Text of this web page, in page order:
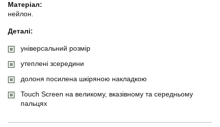
Матеріал:
нейлон.
Деталі:
універсальний розмір
утеплені зсередини
долоня посилена шкіряною накладкою
Touch Screen на великому, вказівному та середньому
пальцях